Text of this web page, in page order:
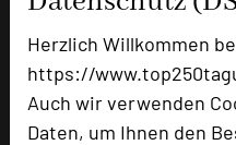
Herzlich Willkommen
https://
Auch wir verwenden
Daten, um Ihnen den
Relais & Chateaux
Rosengasse 32
65366 Geisenheim-